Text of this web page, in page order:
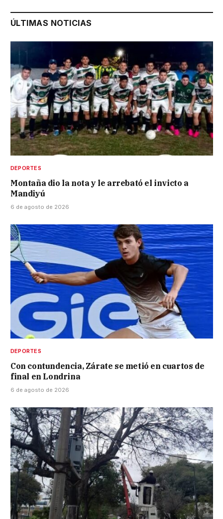
ÚLTIMAS NOTICIAS
DEPORTES
Montaña dio la nota y le arrebató el invicto a
Mandiyú
6 de agosto de 2026
DEPORTES
Con contundencia, Zárate se metió en cuartos de
final en Londrina
6 de agosto de 2026